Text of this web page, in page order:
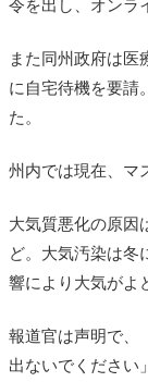
令を出し、オンラ
また同州政府は医
に自宅待機を要請
た。
州内では現在、マ
大気質悪化の原因
ど。 大気汚染は冬
響により大気がよ
報道官は声明で、
出ないでください